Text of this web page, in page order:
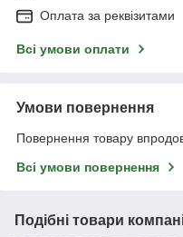
Оплата за реквізитами
Всі умови оплати
Умови повернення
Повернення товару
Всі умови повернення
Подібні товари